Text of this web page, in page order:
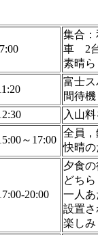
7:00
集合：
車 2
素晴
富士
間待
入山
～17:00
全員，
快晴の
20:00
夕食
どち
一人
設置
楽しみ